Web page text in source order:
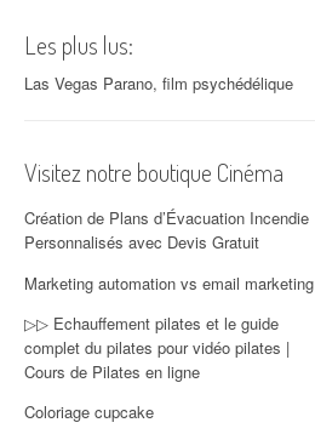
Les plus lus:
Las Vegas Parano, film psychédélique
Visitez notre boutique Cinéma
Création de Plans d’Évacuation Incendie
Personnalisés avec Devis Gratuit
Marketing automation vs email marketing
▷▷ Echauffement pilates et le guide
complet du pilates pour vidéo pilates |
Cours de Pilates en ligne
Coloriage cupcake